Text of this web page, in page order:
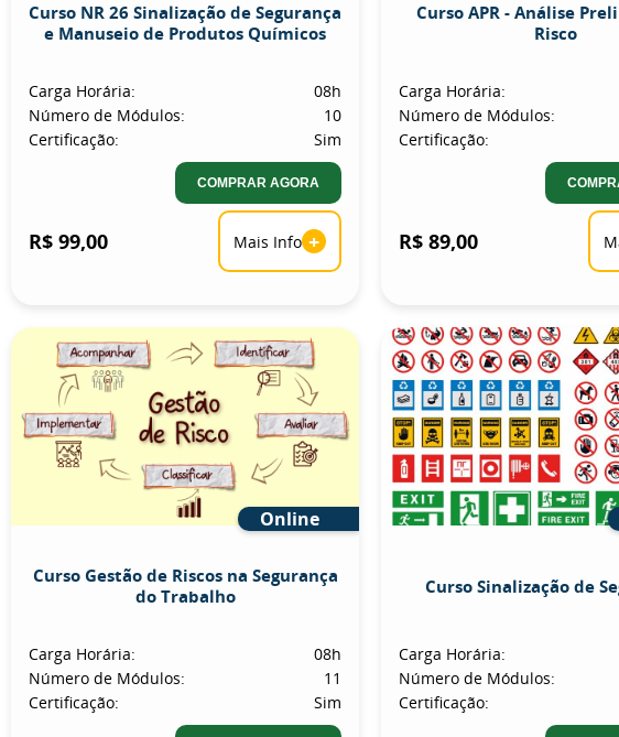
Curso NR 26 Sinalização de Segurança
e Manuseio de Produtos Químicos
Carga Horária:
08h
Número de Módulos:
10
Certificação:
Sim
COMPRAR AGORA
R$ 99,00 Mais Info +
Curso APR - Análise
Risco
Carga Horária:
Número de Módulos:
Certificação:
R$ 89,00
Online
Curso Gestão de Riscos na Segurança
do Trabalho
Carga Horária:
08h
Número de Módulos:
11
Certificação:
Sim
Curso Sinalização de
Carga Horária:
Número de Módulos:
Certificação: